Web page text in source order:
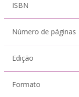
ISBN
Número de páginas
Edição
Formato